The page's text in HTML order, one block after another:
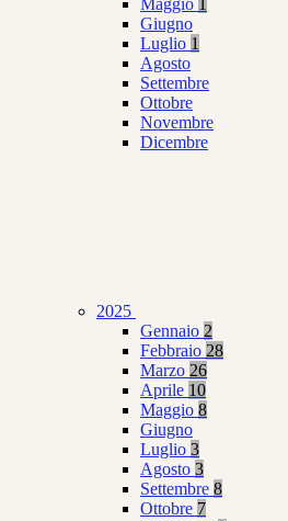
Maggio
Giugno
Luglio 1
Agosto
Settembre
Ottobre
Novembre
Dicembre
2025
Gennaio 2
Febbraio 28
Marzo 26
Aprile 10
Maggio 8
Giugno
Luglio 3
Agosto 3
Settembre 8
Ottobre 7